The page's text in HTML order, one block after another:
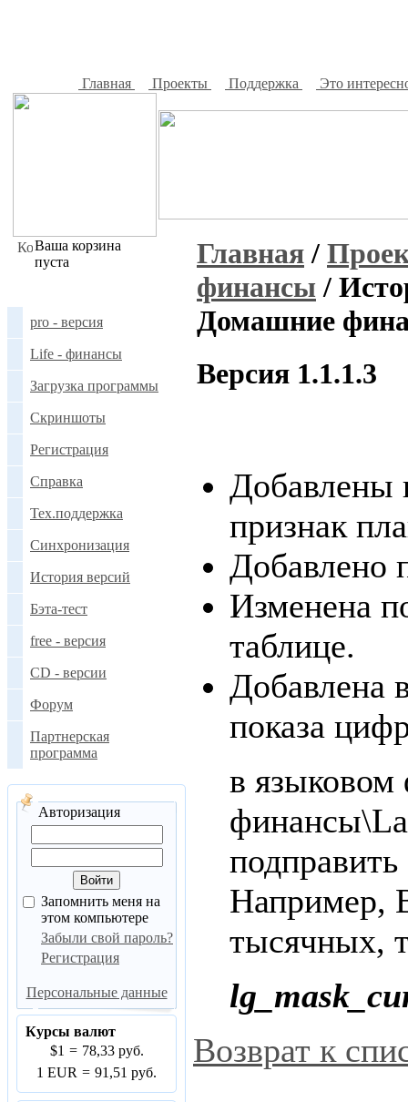
Главная Проекты Поддержка Это
Ваша корзина
пуста
pro - версия
Life - финансы
Загрузка программы
Скриншоты
Регистрация
Справка
Тех.поддержка
Синхронизация
История версий
Бэта-тест
free - версия
CD - версии
Форум
Партнерская
программа
Авторизация
Запомнить меня на
этом компьютере
Забыли свой пароль?
Регистрация
Персональные данные
Курсы валют
$1 = 78,33 руб.
1 EUR = 91,51 руб.
Главная /
финансы /
Домашние
Версия 1.1.1.3
Добавлены
признак
Добавлено
Изменена
таблице.
Добавлена
показа
в
Например,
тысячных,
Возврат к